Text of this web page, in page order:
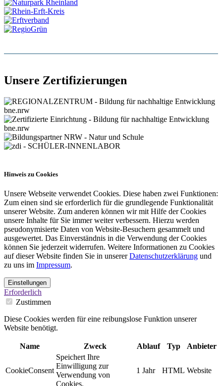
Unsere Zertifizierungen
Hinweis zu Cookies
Unsere Webseite verwendet Cookies. Diese haben zwei Funktionen:
Zum einen sind sie erforderlich für die grundlegende Funktionalität
unserer Website. Zum anderen können wir mit Hilfe der Cookies
unsere Inhalte für Sie immer weiter verbessern. Hierzu werden
pseudonymisierte Daten von Website-Besuchern gesammelt und
ausgewertet. Das Einverständnis in die Verwendung der Cookies
können Sie jederzeit widerrufen. Weitere Informationen zu Cookies
auf dieser Website finden Sie in unsererDatenschutzerklärung und
zu uns im Impressum.
Einstellungen
Erforderlich
Zustimmen
Diese Cookies werden für eine reibungslose Funktion unserer
Website benötigt.
Name Zweck Ablauf Typ Anbieter
CookieConsent
Speichert Ihre
Einwilligung zur
Verwendung von
Cookies.
1 Jahr HTML Website